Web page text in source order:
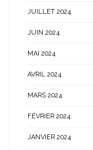
JUILLET 2024
JUIN 2024
MAI 2024
AVRIL 2024
MARS 2024
FÉVRIER 2024
JANVIER 2024